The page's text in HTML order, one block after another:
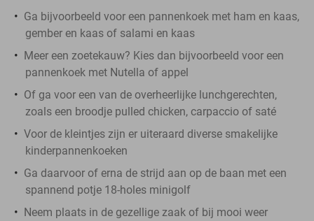
Ga bijvoorbeeld voor een pannenkoek met ham en kaas,
gember en kaas of salami en kaas
Meer een zoetekauw? Kies dan bijvoorbeeld voor een
pannenkoek met Nutella of appel
Of ga voor een van de overheerlijke lunchgerechten,
zoals een broodje pulled chicken, carpaccio of saté
Voor de kleintjes zijn er uiteraard diverse smakelijke
kinderpannenkoeken
Ga daarvoor of erna de strijd aan op de baan met een
spannend potje 18-holes minigolf
Neem plaats in de gezellige zaak of bij mooi weer